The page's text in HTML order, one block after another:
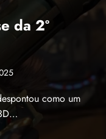
da 2º
como um